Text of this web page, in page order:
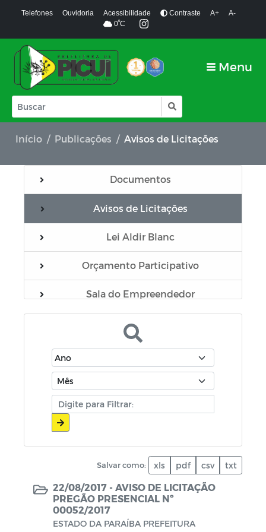
Telefones Ouvidoria Acessibilidade Contraste A+
A-
0ºC
Menu
Início Publicações Avisos de Licitações
Documentos
Avisos de Licitações
Lei Aldir Blanc
Orçamento Participativo
Sala do Empreendedor
Escolar - Biênio 2025-2026
Lei Paulo Gustavo
Salvar como: xls pdf csv txt
22/08/2017 - AVISO DE LICITAÇÃO
PREGÃO PRESENCIAL Nº
00052/2017
ESTADO DA PARAÍBA PREFEITURA